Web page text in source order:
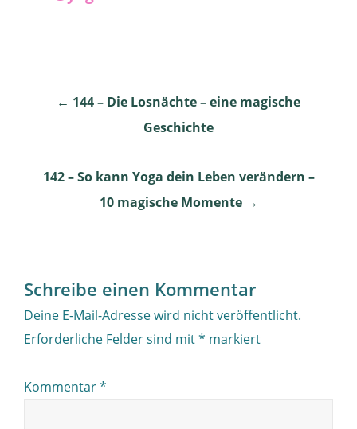
Post
← 144 – Die Losnächte – eine magische
Geschichte
142 – So kann Yoga dein Leben verändern –
10 magische Momente →
Schreibe einen Kommentar
Deine E-Mail-Adresse wird nicht veröffentlicht.
Erforderliche Felder sind mit* markiert
Kommentar*